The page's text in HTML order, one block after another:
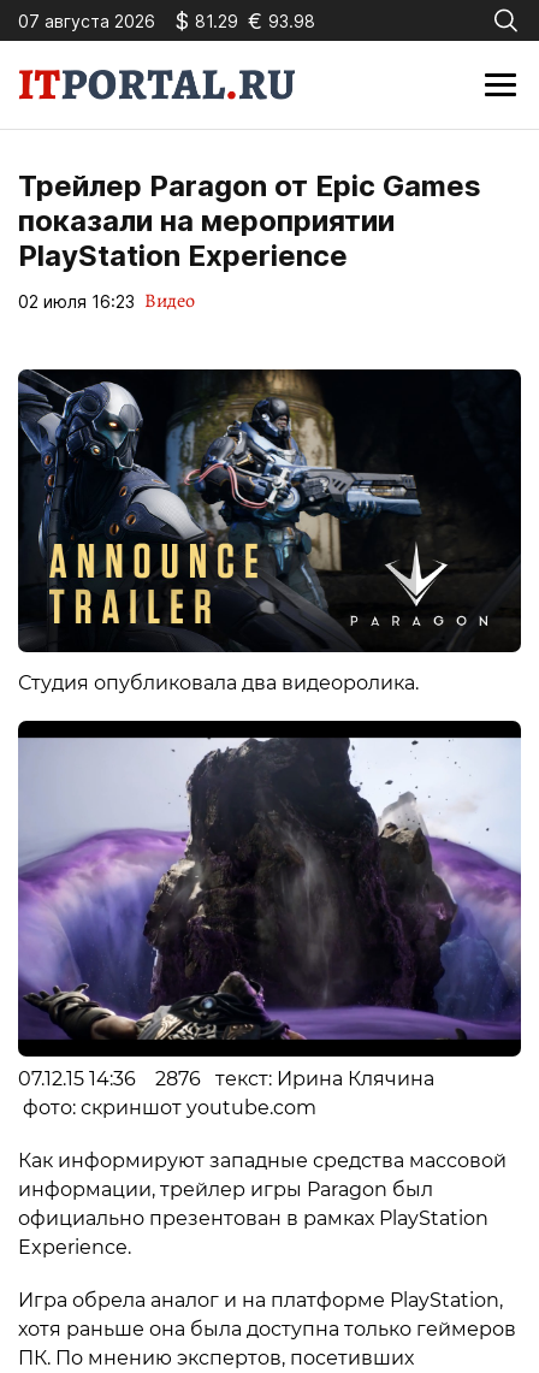
07 августа 2026 $ 81.29 € 93.98
Трейлер Paragon от Epic Games
показали на мероприятии
PlayStation Experience
02 июля 16:23 Видео
Студия опубликовала два видеоролика.
07.12.15 14:36 2876 текст: Ирина Клячина
фото: скриншот youtube.com
Как информируют западные средства массовой
информации, трейлер игры Paragon был
официально презентован в рамках PlayStation
Experience.
Игра обрела аналог и на платформе PlayStation,
хотя раньше она была доступна только геймеров
ПК. По мнению экспертов, посетивших